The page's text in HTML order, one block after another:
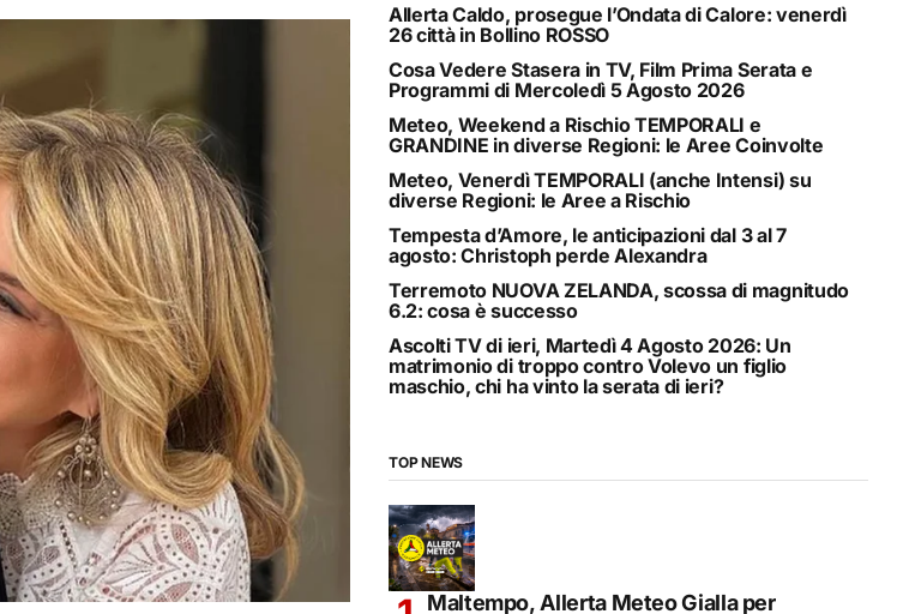
Allerta Caldo, prosegue l’Ondata di Calore: venerdì
26 città in Bollino ROSSO
Cosa Vedere Stasera in TV, Film Prima Serata e
Programmi di Mercoledì 5 Agosto 2026
Meteo, Weekend a Rischio TEMPORALI e
GRANDINE in diverse Regioni: le Aree Coinvolte
Meteo, Venerdì TEMPORALI (anche Intensi) su
diverse Regioni: le Aree a Rischio
Tempesta d’Amore, le anticipazioni dal 3 al 7
agosto: Christoph perde Alexandra
Terremoto NUOVA ZELANDA, scossa di magnitudo
6.2: cosa è successo
Ascolti TV di ieri, Martedì 4 Agosto 2026: Un
matrimonio di troppo contro Volevo un figlio
maschio, chi ha vinto la serata di ieri?
TOP NEWS
Maltempo, Allerta Meteo Gialla per